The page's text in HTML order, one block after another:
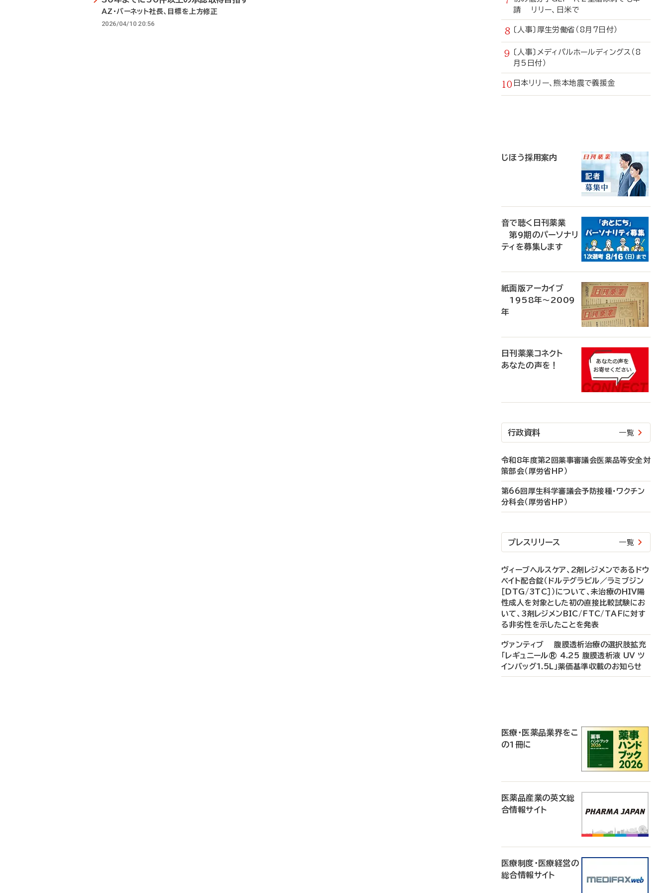
AZ・バーネット社長、目標を上方修正
2026/04/10 20:56
請 リリー、日米で
〔人事〕厚生労働省（8月7日付）
〔人事〕メディパルホールディングス（8
月5日付）
日本リリー、熊本地震で義援金
じほう採用案内
音で聴く日刊薬業
第9期のパーソナリ
ティを募集します
紙面版アーカイブ
1958年～2009
年
日刊薬業コネクト
あなたの声を！
行政資料 一覧
令和8年度第2回薬事審議会医薬品等安全対
策部会（厚労省HP）
第66回厚生科学審議会予防接種・ワクチン
分科会（厚労省HP）
プレスリリース 一覧
ヴィーブヘルスケア、2剤レジメンであるドウ
ベイト配合錠（ドルテグラビル／ラミブジン
［DTG/3TC］）について、未治療のHIV陽
性成人を対象とした初の直接比較試験にお
いて、3剤レジメンBIC/FTC/TAFに対す
る非劣性を示したことを発表
ヴァンティブ 腹膜透析治療の選択肢拡充
「レギュニール® 4.25 腹膜透析液 UV ツ
インバッグ1.5L」薬価基準収載のお知らせ
医療・医薬品業界をこ
の1冊に
医薬品産業の英文総
合情報サイト
医療制度・医療経営の
総合情報サイト